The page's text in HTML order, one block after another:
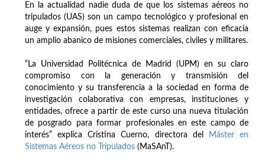
En la actualidad nadie duda de que los sistemas aéreos no
tripulados (UAS) son un campo tecnológico y profesional en
auge y expansión, pues estos sistemas realizan con eficacia
un amplio abanico de misiones comerciales, civiles y militares.
“La Universidad Politécnica de Madrid (UPM) en su claro
compromiso con la generación y transmisión del
conocimiento y su transferencia a la sociedad en forma de
investigación colaborativa con empresas, instituciones y
entidades, ofrece a partir de este curso una nueva titulación
de posgrado para formar profesionales en este campo de
interés” explica Cristina Cuerno, directora del
Máster en
Sistemas Aéreos no Tripulados (MaSAnT).